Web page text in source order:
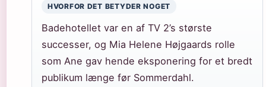
HVORFOR DET BETYDER NOGET
Badehotellet var en af TV 2’s største
successer, og Mia Helene Højgaards rolle
som Ane gav hende eksponering for et bredt
publikum længe før Sommerdahl.